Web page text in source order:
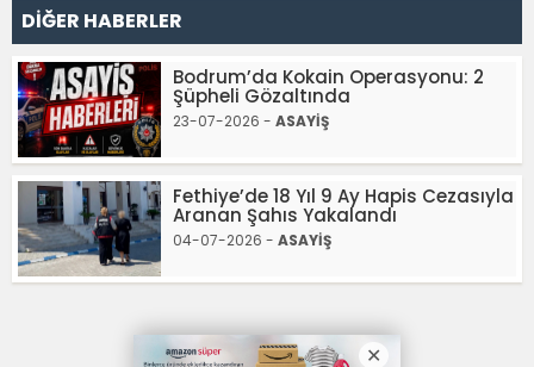
DİĞER HABERLER
Bodrum’da Kokain Operasyonu: 2
Şüpheli Gözaltında
23-07-2026 - ASAYİŞ
Fethiye’de 18 Yıl 9 Ay Hapis Cezasıyla
Aranan Şahıs Yakalandı
04-07-2026 - ASAYİŞ